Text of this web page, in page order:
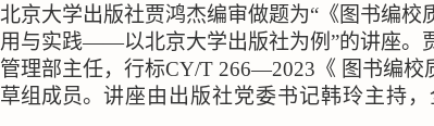
北京大学出版社贾鸿杰编审做题为“《图书编校
用与实践——以北京大学出版社为例”的讲座。
管理部主任，行标CY/T 266—2023 《 图书编
草组成员。 讲座由出版社党委书记韩玲主持，